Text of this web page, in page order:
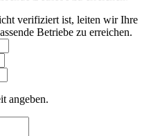
verifiziert ist, leiten wir Ihre
Betriebe zu erreichen.
angeben.